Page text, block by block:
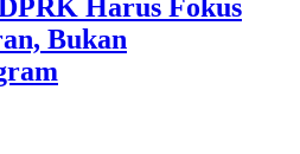
Harus Fokus
Bukan